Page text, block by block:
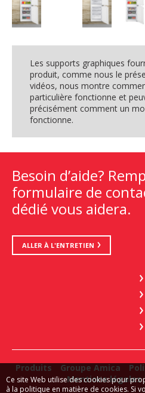
Les supports graphiques
produit, comme nous le
vidéos, nous montre
particulière fonctionne et
précisément comment un
fonctionne.
Besoin d’aide?
formulaire de
dédié vous aidera.
ALLER À L'ENTRETIEN
Produits Groupe Amica
Mentions légales
Ce site Web utilise des cookies pour
à la politique en matière de cookies. Si